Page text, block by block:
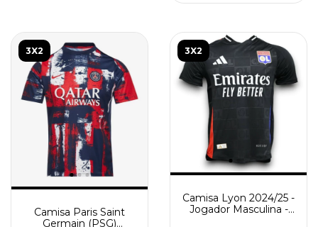
3X2
Camisa Paris Saint
Germain (PSG)
3X2
Camisa Lyon 2024/25 -
Jogador Masculina -